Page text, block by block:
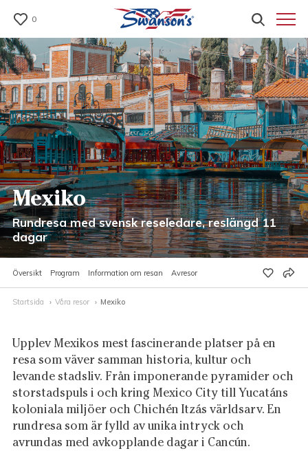
0
Mexiko
Rundresa med svensk reseledare, reslängd 11
dagar
Översikt Program Information om resan Avresor
Startsida Våra resor Mexiko
Upplev Mexikos mest fascinerande platser på en
resa som väver samman historia, kultur och
levande stadsliv. Från imponerande pyramider och
storstadspuls i och kring Mexico City till Yucatáns
koloniala miljöer och Chichén Itzás världsarv. En
rundresa som är fylld av unika intryck och
avrundas med avkopplande dagar i Cancún.